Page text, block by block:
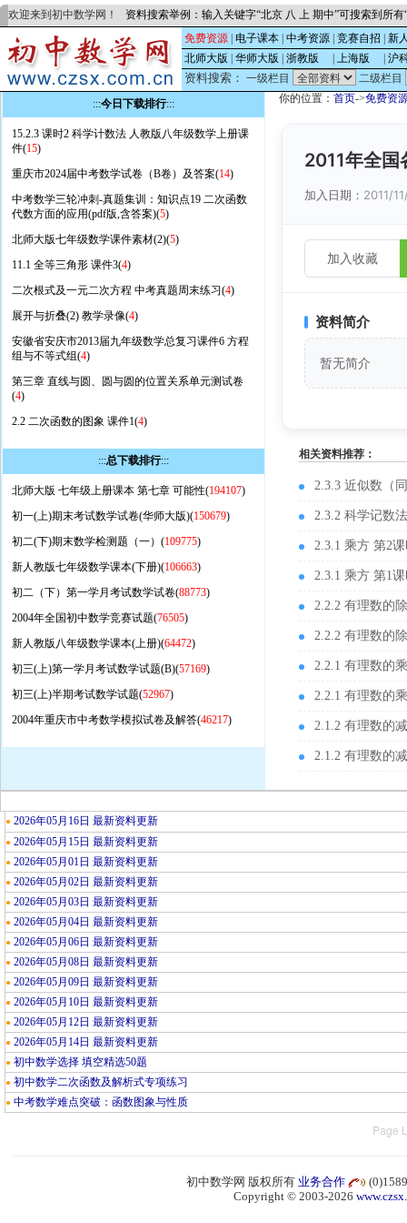
欢迎来到初中数学网！ 资料搜索举例：输入关键字“北京 八 上 期中”可搜索到所
免费资源 电子课本 中考资源 竞赛自招
新
北师大版
华师大版 浙教版 上海版 沪
资料搜索： 一级栏目
二级栏目
:::今日下载排行:::
15.2.3 课时2 科学计数法 人教版八年级数学上册课
件(15)
重庆市2024届中考数学试卷（B卷）及答案(14)
中考数学三轮冲刺-真题集训：知识点19 二次函数
代数方面的应用(pdf版,含答案)(5)
北师大版七年级数学课件素材(2)(5)
11.1 全等三角形 课件3(4)
二次根式及一元二次方程 中考真题周末练习(4)
展开与折叠(2) 教学录像(4)
安徽省安庆市2013届九年级数学总复习课件6 方程
组与不等式组(4)
第三章 直线与圆、圆与圆的位置关系单元测试卷
(4)
2.2 二次函数的图象 课件1(4)
:::总下载排行:::
北师大版 七年级上册课本 第七章 可能性(194107)
初一(上)期末考试数学试卷(华师大版)(150679)
初二(下)期末数学检测题（一）(109775)
新人教版七年级数学课本(下册)(106663)
初二（下）第一学月考试数学试卷(88773)
2004年全国初中数学竞赛试题(76505)
新人教版八年级数学课本(上册)(64472)
初三(上)第一学月考试数学试题(B)(57169)
初三(上)半期考试数学试题(52967)
2004年重庆市中考数学模拟试卷及解答(46217)
你的位置： 首页->免费资
2011年全
加入日期： 2011/
加入收藏
资料简介
暂无简介
相关资料推荐：
2.3.3 近似数（
2.3.2 科学记数
2.3.1 乘方 第2
2.3.1 乘方 第1
2.2.2 有理数的
2.2.2 有理数的
2.2.1 有理数的
2.2.1 有理数的
2.1.2 有理数的
2.1.2 有理数的
● 2026年05月16日 最新资料更新
● 2026年05月15日 最新资料更新
● 2026年05月01日 最新资料更新
● 2026年05月02日 最新资料更新
● 2026年05月03日 最新资料更新
● 2026年05月04日 最新资料更新
● 2026年05月06日 最新资料更新
● 2026年05月08日 最新资料更新
● 2026年05月09日 最新资料更新
● 2026年05月10日 最新资料更新
● 2026年05月12日 最新资料更新
● 2026年05月14日 最新资料更新
● 初中数学选择 填空精选50题
● 初中数学二次函数及解析式专项练习
● 中考数学难点突破：函数图象与性质
Page
初中数学网 版权所有 业务合作
Copyright © 2003-2026